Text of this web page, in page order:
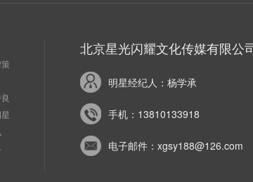
北京星光闪耀文化传媒有限公
明星经纪人：杨学承
手机：13810133918
电子邮件：xgsy188@126.com